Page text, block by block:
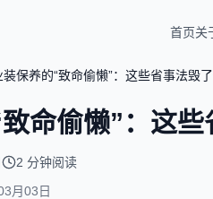
首页关
装保养的“致命偷懒”：这些省事法毁
命偷懒”：这
2 分钟阅读
月03日